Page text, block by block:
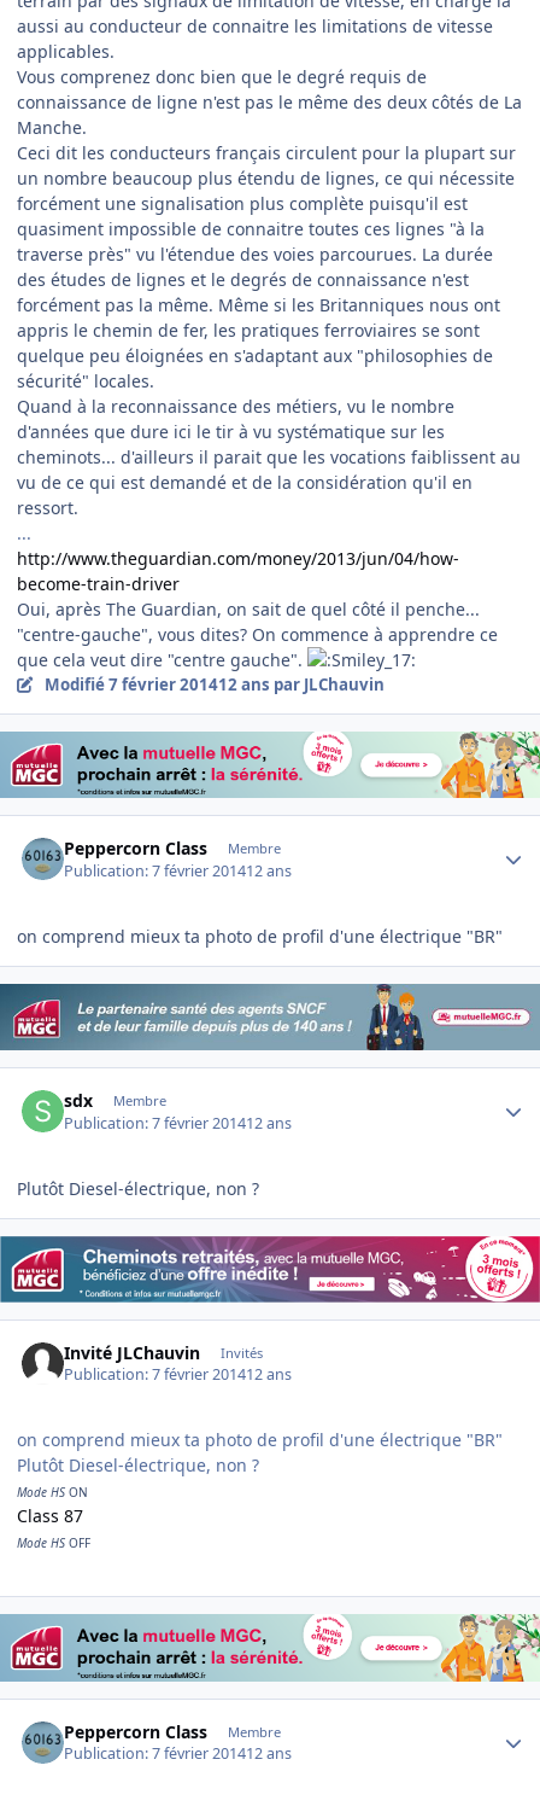
aussi au conducteur de connaitre les limitations de vitesse
applicables.
Vous comprenez donc bien que le degré requis de
connaissance de ligne n'est pas le même des deux côtés de La
Manche.
Ceci dit les conducteurs français circulent pour la plupart sur
un nombre beaucoup plus étendu de lignes, ce qui nécessite
forcément une signalisation plus complète puisqu'il est
quasiment impossible de connaitre toutes ces lignes "à la
traverse près" vu l'étendue des voies parcourues. La durée
des études de lignes et le degrés de connaissance n'est
forcément pas la même. Même si les Britanniques nous ont
appris le chemin de fer, les pratiques ferroviaires se sont
quelque peu éloignées en s'adaptant aux "philosophies de
sécurité" locales.
Quand à la reconnaissance des métiers, vu le nombre
d'années que dure ici le tir à vu systématique sur les
cheminots... d'ailleurs il parait que les vocations faiblissent au
vu de ce qui est demandé et de la considération qu'il en
ressort.
...
http://www.theguardian.com/money/2013/jun/04/how-
become-train-driver
Oui, après The Guardian, on sait de quel côté il penche...
"centre-gauche", vous dites? On commence à apprendre ce
que cela veut dire "centre gauche".
Modifié7 février 201412 ans par JLChauvin
Peppercorn Class Membre
Publication:7 février 201412 ans
on comprend mieux ta photo de profil d'une électrique "BR"
sdx Membre
Publication:7 février 201412 ans
Plutôt Diesel-électrique, non ?
Invité JLChauvin Invités
Publication:7 février 201412 ans
on comprend mieux ta photo de profil d'une électrique "BR"
Plutôt Diesel-électrique, non ?
Mode HS ON
Class 87
Mode HS OFF
Peppercorn Class Membre
Publication:7 février 201412 ans